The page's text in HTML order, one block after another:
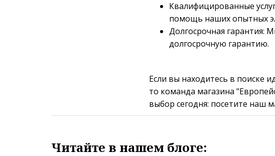
Квалифицированные
помощь наших опытных
Долгосрочная гарантия:
долгосрочную гарантию.
Если вы находитесь в поиске
то команда магазина
выбор сегодня: посетите наш
Читайте в нашем блоге: